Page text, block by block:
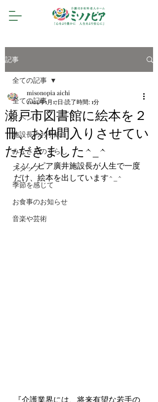
記事
全ての記事
イベント
施設長のお手紙
みなさんのくらし
スタッフ
季節を感じて
お食事のお知らせ
音楽や芸術
全ての記事
瀬戸市図書館に絵本を２
冊、お仲間入りさせてい
ただきました^_^
misonopia aichi
2024年1月17日 読了時間: 1分
ミソノピア廣井施設長が人生で一度
だけ、絵本を出しています^_^
『介護業界には、将来有望な若手の